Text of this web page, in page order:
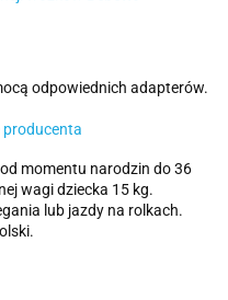
odpowiednich adapterów.
momentu narodzin do 36
wagi dziecka 15 kg.
lub jazdy na rolkach.